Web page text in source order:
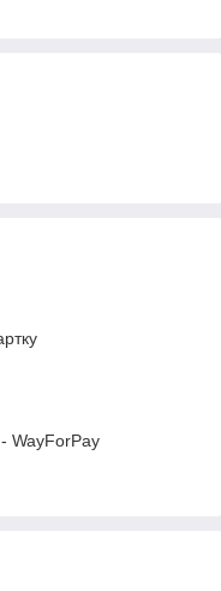
WayForPay